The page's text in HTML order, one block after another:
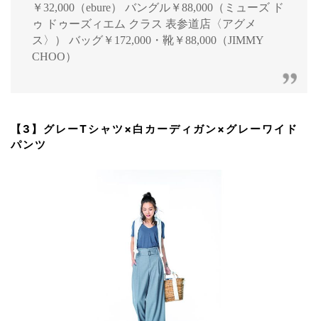
￥32,000（ebure） バングル￥88,000（ミューズ ド
ゥ ドゥーズィエム クラス 表参道店〈アグメ
ス〉） バッグ￥172,000・靴￥88,000（JIMMY
CHOO）
【3】グレーTシャツ×白カーディガン×グレーワイド
パンツ